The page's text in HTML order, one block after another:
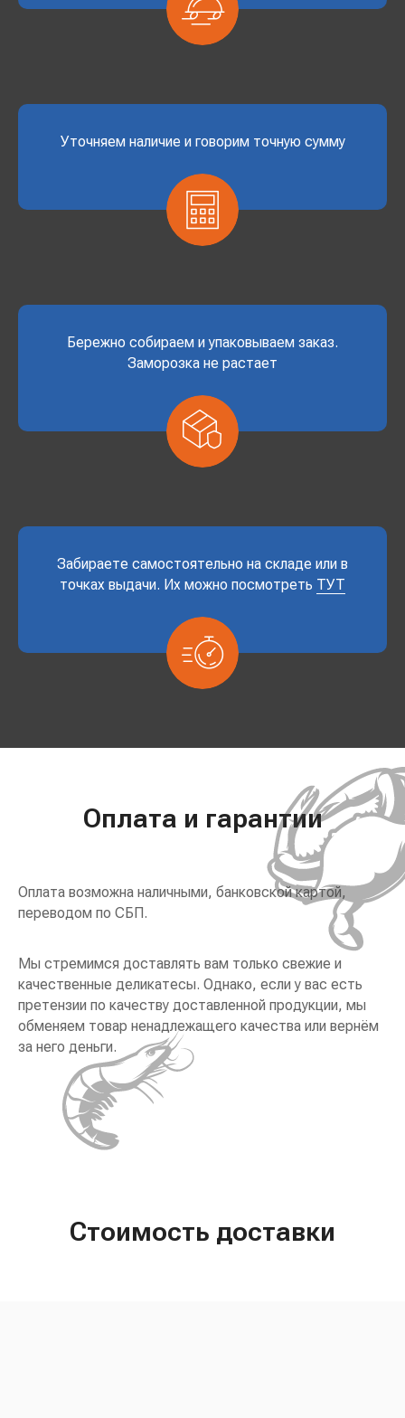
Уточняем наличие и говорим точную сумму
Бережно собираем и упаковываем заказ.
Заморозка не растает
Забираете самостоятельно на складе или в
точках выдачи. Их можно посмотреть ТУТ
Оплата и гарантии
Оплата возможна наличными, банковской картой,
переводом по СБП.
Мы стремимся доставлять вам только свежие и
качественные деликатесы. Однако, если у вас есть
претензии по качеству доставленной продукции, мы
обменяем товар ненадлежащего качества или вернём
за него деньги.
Стоимость доставки